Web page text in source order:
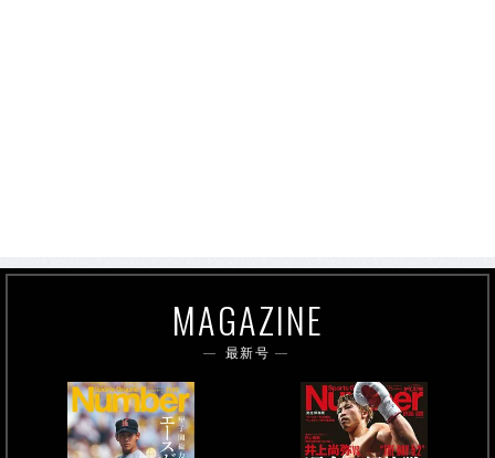
MAGAZINE
最新号